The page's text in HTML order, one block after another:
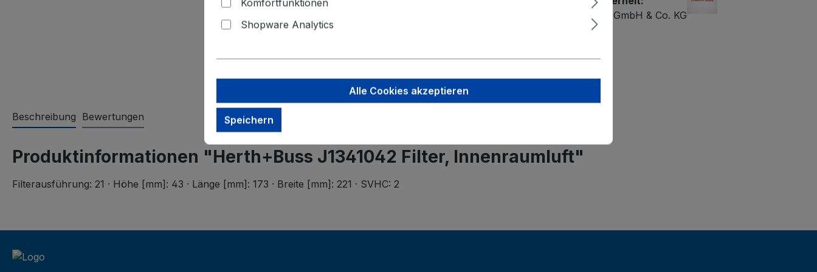
Herth+Buss Fahrzeugteile GmbH & Co. KG
Beschreibung Bewertungen
Produktinformationen "Herth+Buss J1341042 Filter, Innenraumluft"
Filterausführung: 21 · Höhe [mm]: 43 · Länge [mm]: 173 · Breite [mm]: 221 · SVHC: 2
Komfortfunktionen
Shopware Analytics
Alle Cookies akzeptieren
Speichern